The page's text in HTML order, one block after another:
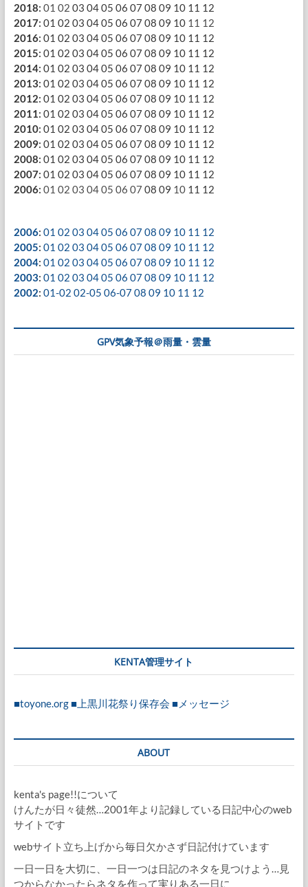
2018: 01 02 03 0405 06 07 08 09 10 11 12
2017: 01 02 03 0405 06 07 08 09 10 11 12
2016: 01 02 03 0405 06 07 08 09 10 11 12
2015: 01 02 03 0405 06 07 08 09 10 11 12
2014: 01 02 03 0405 06 07 08 09 10 11 12
2013: 01 02 03 0405 06 07 08 09 10 11 12
2012: 01 02 03 0405 06 07 08 09 10 11 12
2011 : 01 02 03 0405 06 07 08 09 10 11 12
2010: 01 02 03 0405 06 07 08 09 10 11 12
2009: 01 02 03 0405 06 07 08 09 10 11 12
2008: 01 02 03 0405 06 07 08 09 10 11 12
2007: 01 02 03 0405 06 07 08 09 10 11 12
2006: 01 02 03 0405 06 07 08 09 10 11 12
2006: 01 02 03 0405 06 0708 09 10 11 12
2005: 01 02 03 0405 06 0708 09 10 11 12
2004: 01 02 03 0405 06 0708 09 10 11 12
2003: 01 02 03 0405 06 0708 09 10 11 12
2002: 01-02 02-05 06-0708 09 10 11 12
GPV気象予報＠雨量・雲量
KENTA管理サイト
■toyone.org ■上黒川花祭り保存会 ■メッセージ
ABOUT
kenta's page!!について
けんたが日々徒然…2001年より記録している日記中心のweb
サイトです
webサイト立ち上げから毎日欠かさず日記付けています
一日一日を大切に、一日一つは日記のネタを見つけよう…見
つからなかったらネタを作って実りある一日に